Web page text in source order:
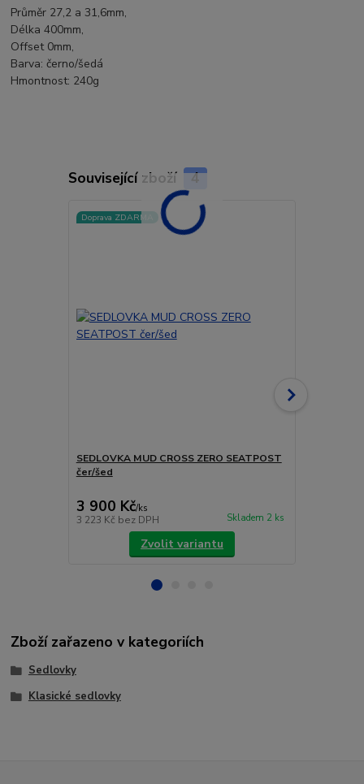
Průměr 27,2 a 31,6mm,
Délka 400mm,
Offset 0mm,
Barva: černo/šedá
Hmontnost: 240g
Související zboží 4
Doprava ZDARMA
SEDLOVKA MUD CROSS ZERO SEATPOST
čer/šed
3 900 Kč/ks
3 223 Kč bez DPH Skladem 2 ks
Zvolit variantu
Zboží zařazeno v kategoriích
Sedlovky
Klasické sedlovky